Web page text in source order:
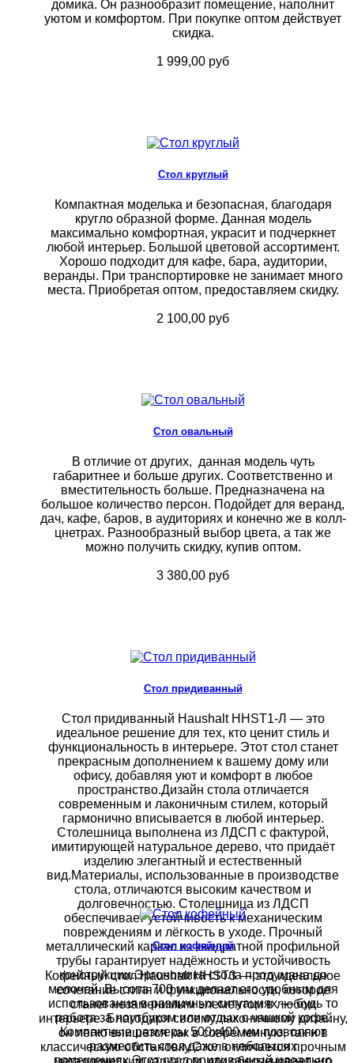
домика. Он разнообразит помещение, наполнит
уютом и комфортом. При покупке оптом действует
скидка.
1 999,00 руб
Стол круглый
Компактная моделька и безопасная, благодаря
кругло образной форме. Данная модель
максимально комфортная, украсит и подчеркнет
любой интерьер. Большой цветовой ассортимент.
Хорошо подходит для кафе, бара, аудитории,
веранды. При транспортировке не занимает много
места. Приобретая оптом, предоставляем скидку.
2 100,00 руб
Стол овальный
В отличие от других, данная модель чуть
габаритнее и больше других. Соответственно и
вместительность больше. Предназначена на
большое количество персон. Подойдет для веранд,
дач, кафе, баров, в аудиториях и конечно же в колл-
цнетрах. Разнообразный выбор цвета, а так же
можно получить скидку, купив оптом.
3 380,00 руб
Стол придиванный
Стол придиванный Haushalt HHST1-Л — это
идеальное решение для тех, кто ценит стиль и
функциональность в интерьере. Этот стол станет
прекрасным дополнением к вашему дому или
офису, добавляя уют и комфорт в любое
пространство.Дизайн стола отличается
современным и лаконичным стилем, который
гармонично вписывается в любой интерьер.
Столешница выполнена из ЛДСП с фактурой,
имитирующей натуральное дерево, что придаёт
изделию элегантный и естественный
вид.Материалы, использованные в производстве
стола, отличаются высоким качеством и
долговечностью. Столешница из ЛДСП
обеспечивает устойчивость к механическим
повреждениям и лёгкость в уходе. Прочный
металлический каркас из квадратной профильной
трубы гарантирует надёжность и устойчивость
конструкции.Эргономика стола продумана до
мелочей. Высота 700 мм делает его удобным для
использования в различных ситуациях — будь то
работа за ноутбуком или отдых с чашкой кофе.
Компактные размеры 500х400 мм позволяют
разместить стол даже в небольших
помещениях.Этот стол придиванный идеально
Стол кофейный
Кофейный стол Haushalt HHST3 — это идеальное
сочетание стиля и функциональности, которое
станет незаменимым элементом в любом
интерьере. Благодаря своему лаконичному дизайну,
он легко впишется как в современную, так и в
классическую обстановку.Стол отличается прочным